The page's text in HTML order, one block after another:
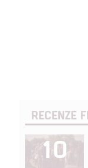
RECENZE
10